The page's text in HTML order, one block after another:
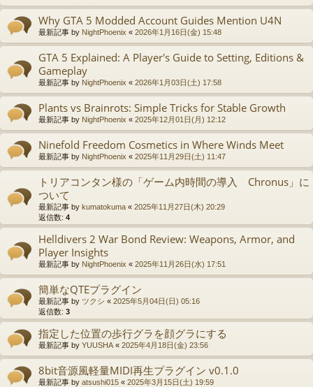
Why GTA 5 Modded Account Guides Mention U4N
最新記事 by NightPhoenix « 2026年1月16日(金) 15:48
GTA 5 Explained: A Player's Guide to Setting, Editions &
Gameplay
最新記事 by NightPhoenix « 2026年1月03日(土) 17:58
Plants vs Brainrots: Simple Tricks for Stable Growth
最新記事 by NightPhoenix « 2025年12月01日(月) 12:12
Ninefold Freedom Cosmetics in Where Winds Meet
最新記事 by NightPhoenix « 2025年11月29日(土) 11:47
トリアコンタン様の「ゲーム内時間の導入 Chronus」に
ついて
最新記事 by kumatokuma « 2025年11月27日(木) 20:29
返信数: 4
Helldivers 2 War Bond Review: Weapons, Armor, and
Player Insights
最新記事 by NightPhoenix « 2025年11月26日(水) 17:51
簡単なQTEプラグイン
最新記事 by ツクシ « 2025年5月04日(日) 05:16
返信数: 3
指定した位置の歩行グラを顔グラにする
最新記事 by YUUSHA « 2025年4月18日(金) 23:56
8bit音源風軽量MIDI再生プラグイン v0.1.0
最新記事 by atsushi015 « 2025年3月15日(土) 19:59